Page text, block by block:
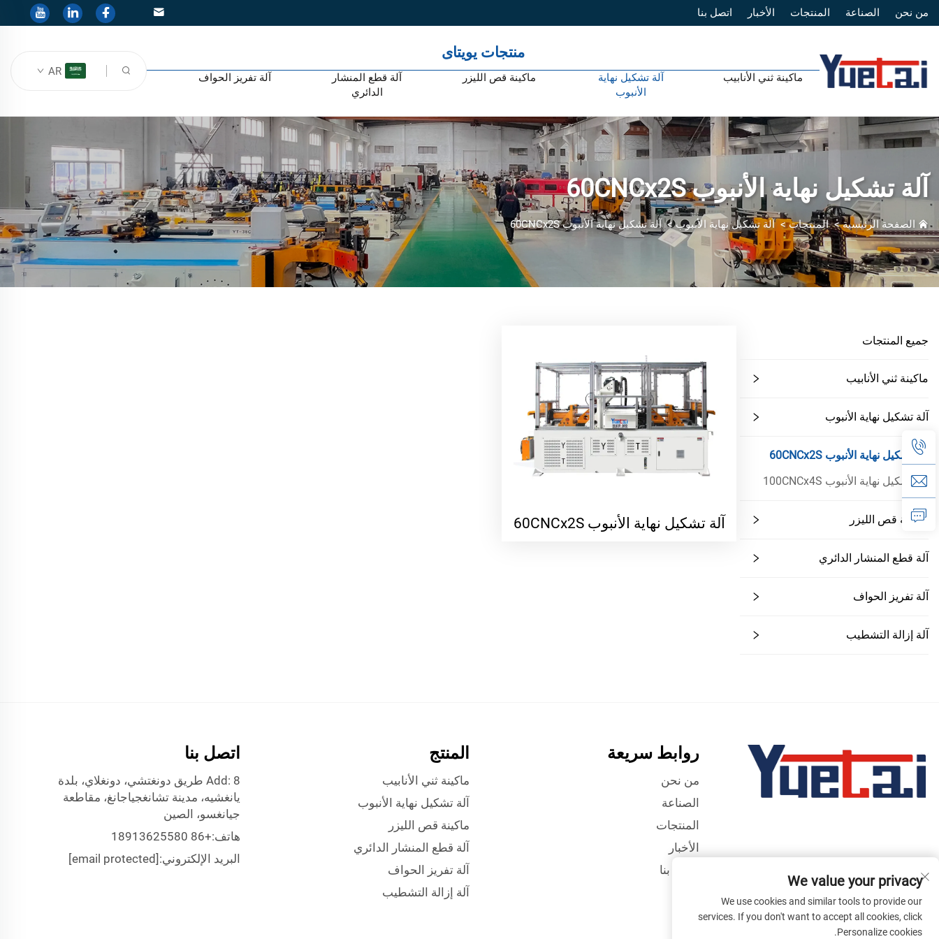
من نحن الصناعة المنتجات الأخبار اتصل بنا
منتجات يويتاى
ماكينة ثني الأنابيب
آلة تشكيل نهاية
الأنبوب
ماكينة قص الليزر
آلة قطع المنشار
الدائري
آلة تفريز الحواف AR
آلة تشكيل نهاية الأنبوب 60CNCx2S
الصفحة الرئيسية>المنتجات>آلة تشكيل نهاية الأنبوب>آلة تشكيل نهاية الأنبوب 60CNCx2S
جميع المنتجات
ماكينة ثني الأنابيب
آلة تشكيل نهاية الأنبوب
آلة تشكيل نهاية الأنبوب 60CNCx2S
آلة تشكيل نهاية الأنبوب 100CNCx4S
ماكينة قص الليزر
آلة قطع المنشار الدائري
آلة تفريز الحواف
آلة إزالة التشطيب
آلة تشكيل نهاية الأنبوب 60CNCx2S
روابط سريعة
من نحن
الصناعة
المنتجات
الأخبار
اتصل بنا
المنتج
ماكينة ثني الأنابيب
آلة تشكيل نهاية الأنبوب
ماكينة قص الليزر
آلة قطع المنشار الدائري
آلة تفريز الحواف
آلة إزالة التشطيب
اتصل بنا
Add: 8 طريق دونغتشي، دونغلاي، بلدة
يانغشيه، مدينة تشانغجياجانغ، مقاطعة
جيانغسو، الصين
هاتف:+86 18913625580
البريد الإلكتروني: [email protected]
We value your privacy
We use cookies and similar tools to provide our
services. If you don't want to accept all cookies, click
Personalize cookies.